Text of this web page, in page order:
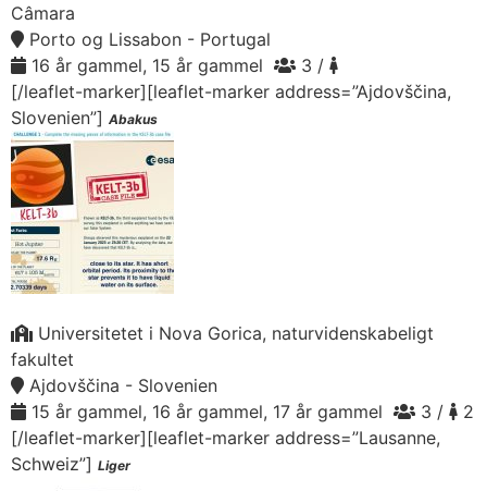
Câmara
Porto og Lissabon - Portugal
16 år gammel, 15 år gammel
3 /
[/leaflet-marker][leaflet-marker address=”Ajdovščina,
Slovenien”] Abakus
Universitetet i Nova Gorica, naturvidenskabeligt
fakultet
Ajdovščina - Slovenien
15 år gammel, 16 år gammel, 17 år gammel
3 /
2
[/leaflet-marker][leaflet-marker address=”Lausanne,
Schweiz”] Liger